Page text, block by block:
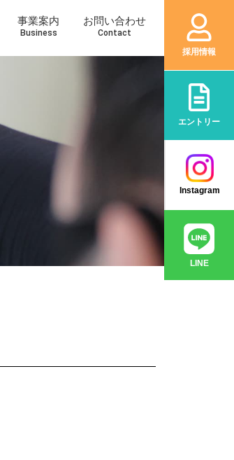
採用情報
エントリー
Instagram
LINE
事業案内
Business
お問い合わせ
Contact